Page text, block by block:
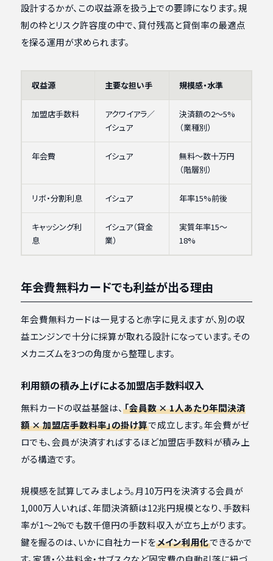
設計するかが、この収益源を扱う上での要諦になります。規
制の枠とリスク許容度の中で、貸付残高と貸倒率の最適点
を探る運用が求められます。
収益源 主要な担い手 規模感・水準
加盟店手数料
アクワイアラ／
イシュア
決済額の2〜5%
（業種別）
年会費 イシュア
無料〜数十万円
（階層別）
リボ・分割利息 イシュア 年率15%前後
キャッシング利
息
イシュア（貸金
業）
実質年率15〜
18%
年会費無料カードでも利益が出る理由
年会費無料カードは一見すると赤字に見えますが、別の収
益エンジンで十分に採算が取れる設計になっています。その
メカニズムを3つの角度から整理します。
利用額の積み上げによる加盟店手数料収入
無料カードの収益基盤は、 「会員数 × 1人あたり年間決済
額 × 加盟店手数料率」の掛け算で成立します。年会費がゼ
ロでも、会員が決済すればするほど加盟店手数料が積み上
がる構造です。
規模感を試算してみましょう。月10万円を決済する会員が
1,000万人いれば、年間決済額は12兆円規模となり、手数料
率が1〜2%でも数千億円の手数料収入が立ち上がります。
鍵を握るのは、いかに自社カードをメイン利用化できるかで